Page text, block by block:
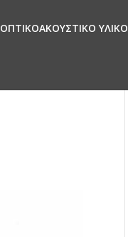
ΟΠΤΙΚΟΑΚΟΥΣΤΙΚΟ ΥΛΙΚΟ